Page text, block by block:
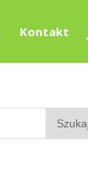
Kontakt